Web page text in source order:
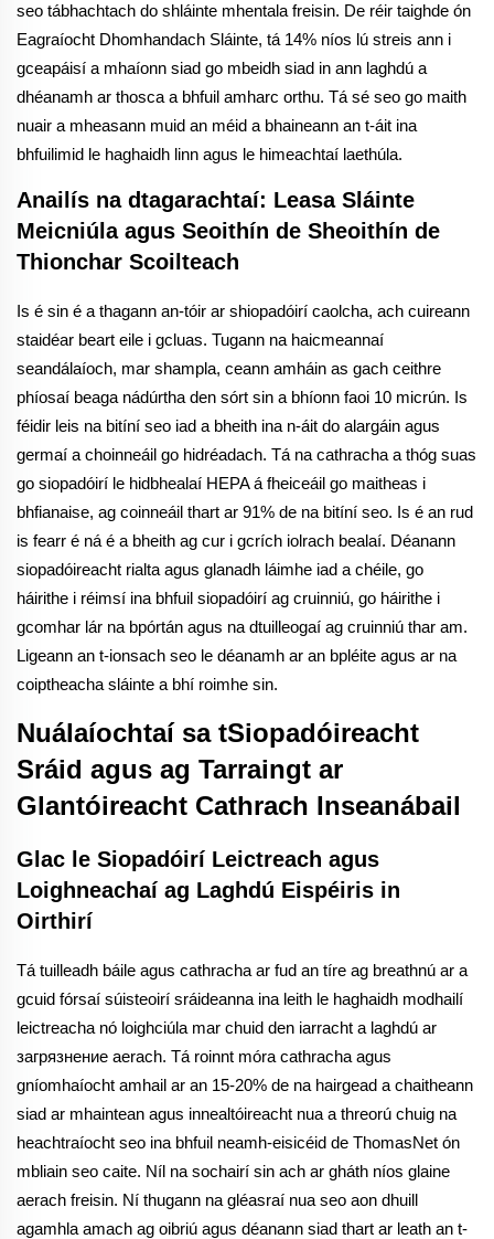
seo tábhachtach do shláinte mhentala freisin. De réir taighde ón
Eagraíocht Dhomhandach Sláinte, tá 14% níos lú streis ann i
gceapáisí a mhaíonn siad go mbeidh siad in ann laghdú a
dhéanamh ar thosca a bhfuil amharc orthu. Tá sé seo go maith
nuair a mheasann muid an méid a bhaineann an t-áit ina
bhfuilimid le haghaidh linn agus le himeachtaí laethúla.
Anailís na dtagarachtaí: Leasa Sláinte
Meicniúla agus Seoithín de Sheoithín de
Thionchar Scoilteach
Is é sin é a thagann an-tóir ar shiopadóirí caolcha, ach cuireann
staidéar beart eile i gcluas. Tugann na haicmeannaí
seandálaíoch, mar shampla, ceann amháin as gach ceithre
phíosaí beaga nádúrtha den sórt sin a bhíonn faoi 10 micrún. Is
féidir leis na bitíní seo iad a bheith ina n-áit do alargáin agus
germaí a choinneáil go hidréadach. Tá na cathracha a thóg suas
go siopadóirí le hidbhealaí HEPA á fheiceáil go maitheas i
bhfianaise, ag coinneáil thart ar 91% de na bitíní seo. Is é an rud
is fearr é ná é a bheith ag cur i gcrích iolrach bealaí. Déanann
siopadóireacht rialta agus glanadh láimhe iad a chéile, go
háirithe i réimsí ina bhfuil siopadóirí ag cruinniú, go háirithe i
gcomhar lár na bpórtán agus na dtuilleogaí ag cruinniú thar am.
Ligeann an t-ionsach seo le déanamh ar an bpléite agus ar na
coiptheacha sláinte a bhí roimhe sin.
Nuálaíochtaí sa tSiopadóireacht
Sráid agus ag Tarraingt ar
Glantóireacht Cathrach Inseanábail
Glac le Siopadóirí Leictreach agus
Loighneachaí ag Laghdú Eispéiris in
Oirthirí
Tá tuilleadh báile agus cathracha ar fud an tíre ag breathnú ar a
gcuid fórsaí súisteoirí sráideanna ina leith le haghaidh modhailí
leictreacha nó loighciúla mar chuid den iarracht a laghdú ar
загрязнение aerach. Tá roinnt móra cathracha agus
gníomhaíocht amhail ar an 15-20% de na hairgead a chaitheann
siad ar mhaintean agus innealtóireacht nua a threorú chuig na
heachtraíocht seo ina bhfuil neamh-eisicéid de ThomasNet ón
mbliain seo caite. Níl na sochairí sin ach ar gháth níos glaine
aerach freisin. Ní thugann na gléasraí nua seo aon dhuill
agamhla amach ag oibriú agus déanann siad thart ar leath an t-